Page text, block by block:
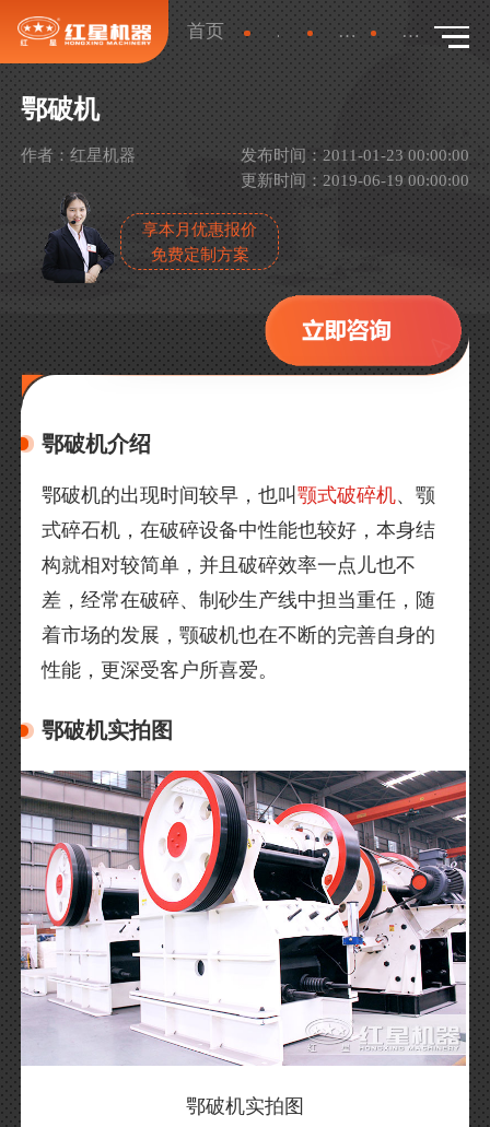
首页 新闻 产品新闻 详情
鄂破机
作者：红星机器
发布时间：2011-01-23 00:00:00
更新时间：2019-06-19 00:00:00
享本月优惠报价
免费定制方案
鄂破机介绍
鄂破机的出现时间较早，也叫颚式破碎机、颚
式碎石机，在破碎设备中性能也较好，本身结
构就相对较简单，并且破碎效率一点儿也不
差，经常在破碎、制砂生产线中担当重任，随
着市场的发展，颚破机也在不断的完善自身的
性能，更深受客户所喜爱。
鄂破机实拍图
鄂破机实拍图